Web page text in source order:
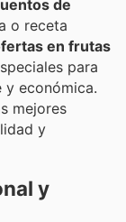
de
o receta
en frutas
para
y económica.
mejores
y
y